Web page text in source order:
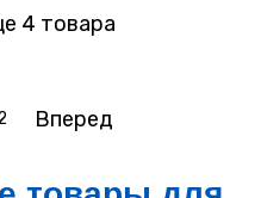
4 товара
Вперед